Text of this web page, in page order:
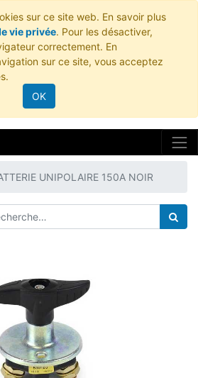
sur ce site web. En savoir plus
vie privée. Pour les désactiver,
correctement. En
sur ce site, vous acceptez
OK
UNIPOLAIRE 150A NOIR